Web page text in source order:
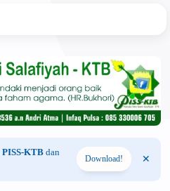
PISS-KTB dan
Download!